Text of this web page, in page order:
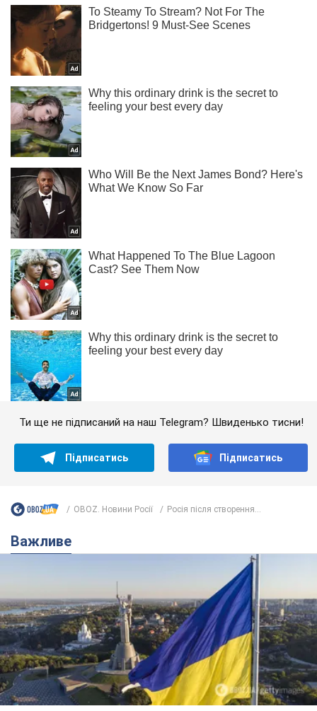
Ти ще не підписаний на наш Telegram? Швиденько тисни!
Підписатись Підписатись
OBOZ. Новини Росії Росія після створення...
Важливе